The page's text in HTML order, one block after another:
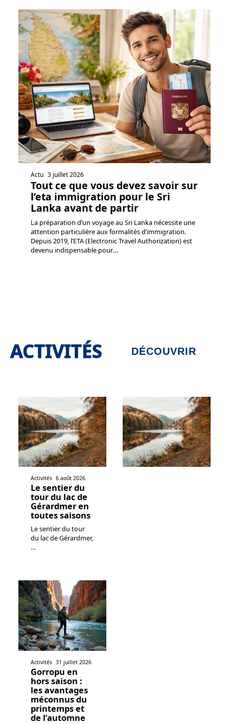
Actu 3 juillet 2026
Tout ce que vous devez savoir sur
l’eta immigration pour le Sri
Lanka avant de partir
La préparation d’un voyage au Sri Lanka nécessite une
attention particulière aux formalités d’immigration.
Depuis 2019, l’ETA (Electronic Travel Authorization) est
devenu indispensable pour…
ACTIVITÉS DÉCOUVRIR
Activités 6 août 2026
Le sentier du
tour du lac de
Gérardmer en
toutes saisons
Le sentier du tour
du lac de Gérardmer,
…
Activités 31 juillet 2026
Gorropu en
hors saison :
les avantages
méconnus du
printemps et
de l’automne